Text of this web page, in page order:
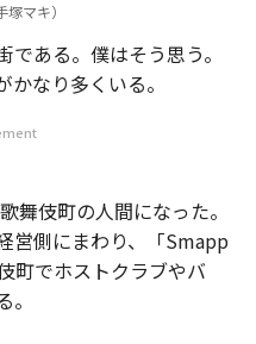
マキ）
ある。僕はそう思う。
なり多くいる。
舞伎町の人間になった。
営側にまわり、「Smapp
町でホストクラブやバ